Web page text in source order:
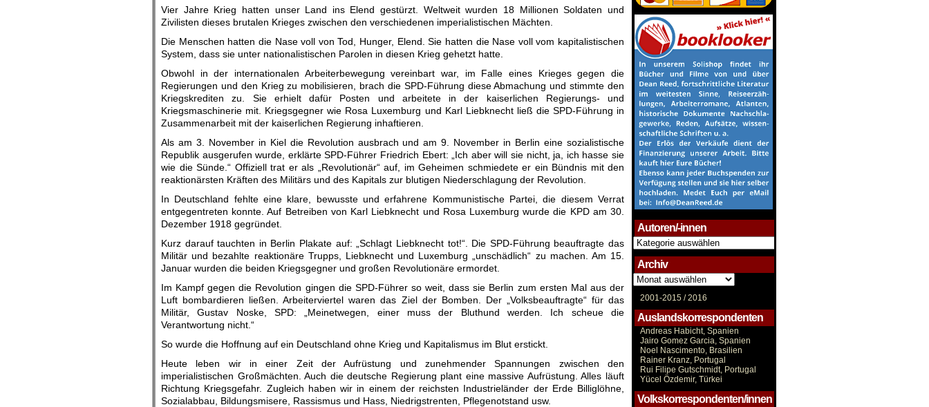
Vier Jahre Krieg hatten unser Land ins Elend gestürzt. Weltweit wurden 18 Millionen Soldaten und
Zivilisten dieses brutalen Krieges zwischen den verschiedenen imperialistischen Mächten.
Die Menschen hatten die Nase voll von Tod, Hunger, Elend. Sie hatten die Nase voll vom kapitalistischen
System, dass sie unter nationalistischen Parolen in diesen Krieg gehetzt hatte.
Obwohl in der internationalen Arbeiterbewegung vereinbart war, im Falle eines Krieges gegen die
Regierungen und den Krieg zu mobilisieren, brach die SPD-Führung diese Abmachung und stimmte den
Kriegskrediten zu. Sie erhielt dafür Posten und arbeitete in der kaiserlichen Regierungs- und
Kriegsmaschinerie mit. Kriegsgegner wie Rosa Luxemburg und Karl Liebknecht ließ die SPD-Führung in
Zusammenarbeit mit der kaiserlichen Regierung inhaftieren.
Als am 3. November in Kiel die Revolution ausbrach und am 9. November in Berlin eine sozialistische
Republik ausgerufen wurde, erklärte SPD-Führer Friedrich Ebert: „Ich aber will sie nicht, ja, ich hasse sie
wie die Sünde.“ Offiziell trat er als „Revolutionär“ auf, im Geheimen schmiedete er ein Bündnis mit den
reaktionärsten Kräften des Militärs und des Kapitals zur blutigen Niederschlagung der Revolution.
In Deutschland fehlte eine klare, bewusste und erfahrene Kommunistische Partei, die diesem Verrat
entgegentreten konnte. Auf Betreiben von Karl Liebknecht und Rosa Luxemburg wurde die KPD am 30.
Dezember 1918 gegründet.
Kurz darauf tauchten in Berlin Plakate auf: „Schlagt Liebknecht tot!“. Die SPD-Führung beauftragte das
Militär und bezahlte reaktionäre Trupps, Liebknecht und Luxemburg „unschädlich“ zu machen. Am 15.
Januar wurden die beiden Kriegsgegner und großen Revolutionäre ermordet.
Im Kampf gegen die Revolution gingen die SPD-Führer so weit, dass sie Berlin zum ersten Mal aus der
Luft bombardieren ließen. Arbeiterviertel waren das Ziel der Bomben. Der „Volksbeauftragte“ für das
Militär, Gustav Noske, SPD: „Meinetwegen, einer muss der Bluthund werden. Ich scheue die
Verantwortung nicht.“
So wurde die Hoffnung auf ein Deutschland ohne Krieg und Kapitalismus im Blut erstickt.
Heute leben wir in einer Zeit der Aufrüstung und zunehmender Spannungen zwischen den
imperialistischen Großmächten. Auch die deutsche Regierung plant eine massive Aufrüstung. Alles läuft
Richtung Kriegsgefahr. Zugleich haben wir in einem der reichsten Industrieländer der Erde Billiglöhne,
Sozialabbau, Bildungsmisere, Rassismus und Hass, Niedrigstrenten, Pflegenotstand usw.
Autoren/-innen
Autoren/-
innen
Archiv
Archiv
2001-2015 /2016
Auslandskorrespondenten
Andreas Habicht, Spanien
Jairo Gomez Garcia, Spanien
Noel Nascimento, Brasilien
Rainer Kranz, Portugal
Rui Filipe Gutschmidt, Portugal
Yücel Özdemir, Türkei
Volkskorrespondenten/innen